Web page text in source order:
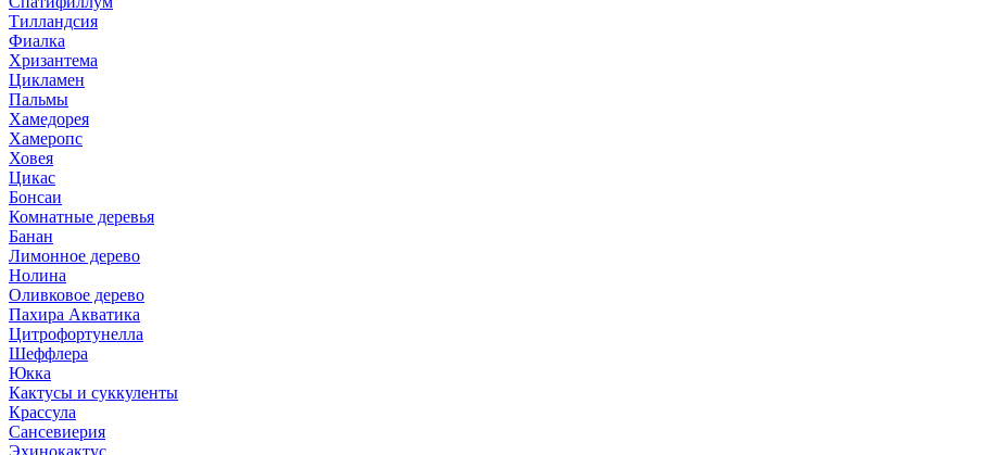
Тилландсия
Фиалка
Хризантема
Цикламен
Пальмы
Хамедорея
Хамеропс
Ховея
Цикас
Бонсаи
Комнатные деревья
Банан
Лимонное дерево
Нолина
Оливковое дерево
Пахира Акватика
Цитрофортунелла
Шеффлера
Юкка
Кактусы и суккуленты
Крассула
Сансевиерия
Эхинокактус